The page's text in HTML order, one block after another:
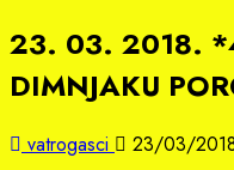
23. 03. 2018.
DIMNJAKU
vatrogasci 23/03/